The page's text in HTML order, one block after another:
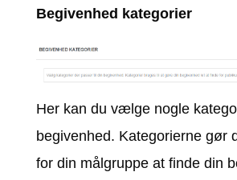
Begivenhed kategorier
Her kan du vælge nogle
begivenhed. Kategorierne gør
for din målgruppe at finde din